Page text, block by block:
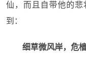
仙，而且自带他的
到：
细草微风岸，危